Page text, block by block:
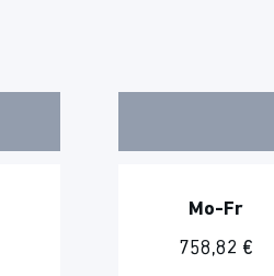
Mo-Fr
758,82 €